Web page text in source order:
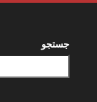
جستجو